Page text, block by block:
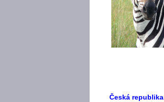
Česká republika